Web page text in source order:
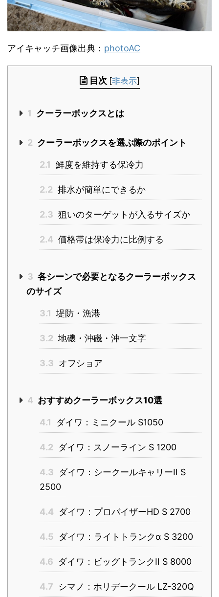
アイキャッチ画像出典： photoAC
目次 [非表示]
1 クーラーボックスとは
2 クーラーボックスを選ぶ際のポイント
2.1 鮮度を維持する保冷力
2.2 排水が簡単にできるか
2.3 狙いのターゲットが入るサイズか
2.4 価格帯は保冷力に比例する
3 各シーンで必要となるクーラーボックス
のサイズ
3.1 堤防・漁港
3.2 地磯・沖磯・沖一文字
3.3 オフショア
4 おすすめクーラーボックス10選
4.1 ダイワ：ミニクール S1050
4.2 ダイワ：スノーライン S 1200
4.3
ダイワ：シークールキャリーⅡ S
2500
4.4 ダイワ：プロバイザーHD S 2700
4.5 ダイワ：ライトトランクα S 3200
4.6 ダイワ：ビッグトランクⅡ S 8000
4.7 シマノ：ホリデークール LZ-320Q